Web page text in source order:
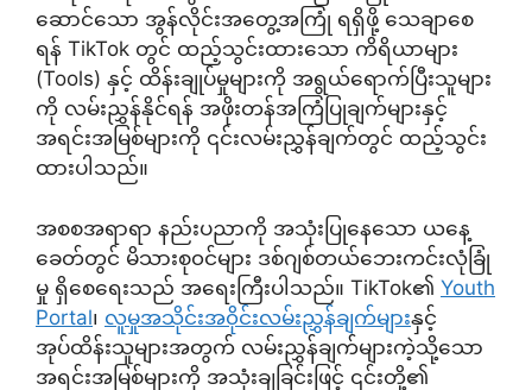
ဆောင်သော အွန်လိုင်းအတွေ့အကြုံ ရရှိဖို့ သေချာစေ
ရန် TikTok တွင် ထည့်သွင်းထားသော ကိရိယာများ
(Tools) နှင့် ထိန်းချုပ်မှုများကို အရွယ်ရောက်ပြီးသူများ
ကို လမ်းညွှန်နိုင်ရန် အဖိုးတန်အကြံပြုချက်များနှင့်
အရင်းအမြစ်များကို ၎င်းလမ်းညွှန်ချက်တွင် ထည့်သွင်း
ထားပါသည်။
အစစအရာရာ နည်းပညာကို အသုံးပြုနေသော ယနေ့
ခေတ်တွင် မိသားစု၀င်များ ဒစ်ဂျစ်တယ်ဘေးကင်းလုံခြုံ
မှု ရှိစေရေးသည် အရေးကြီးပါသည်။ TikTok၏ Youth
Portal၊ လူမှုအသိုင်းအ၀ိုင်းလမ်းညွှန်ချက်များနှင့်
အုပ်ထိန်းသူများအတွက် လမ်းညွှန်ချက်များကဲ့သို့သော
အရင်းအမြစ်များကို အသုံးချခြင်းဖြင့် ၎င်းတို့၏